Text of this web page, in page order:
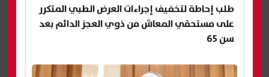
طلب إحاطة لتخفيف إجراءات العرض الطبي المتكرر
على مستحقي المعاش من ذوي العجز الدائم بعد
سن 65